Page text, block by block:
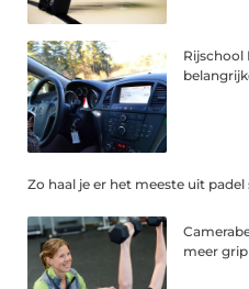
Rijschool
Zo haal je er het meeste uit padel
meer